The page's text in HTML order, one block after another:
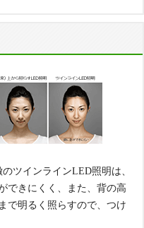
ツインラインLED照明は、
できにくく、また、背の高
で明るく照らすので、つけ